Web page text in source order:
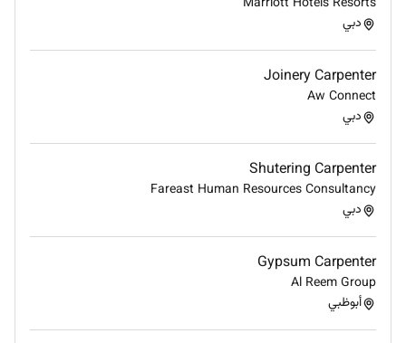
دبي
Joinery Carpenter
Aw Connect
دبي
Shutering Carpenter
Fareast Human Resources Consultancy
دبي
Gypsum Carpenter
Al Reem Group
أبوظبي